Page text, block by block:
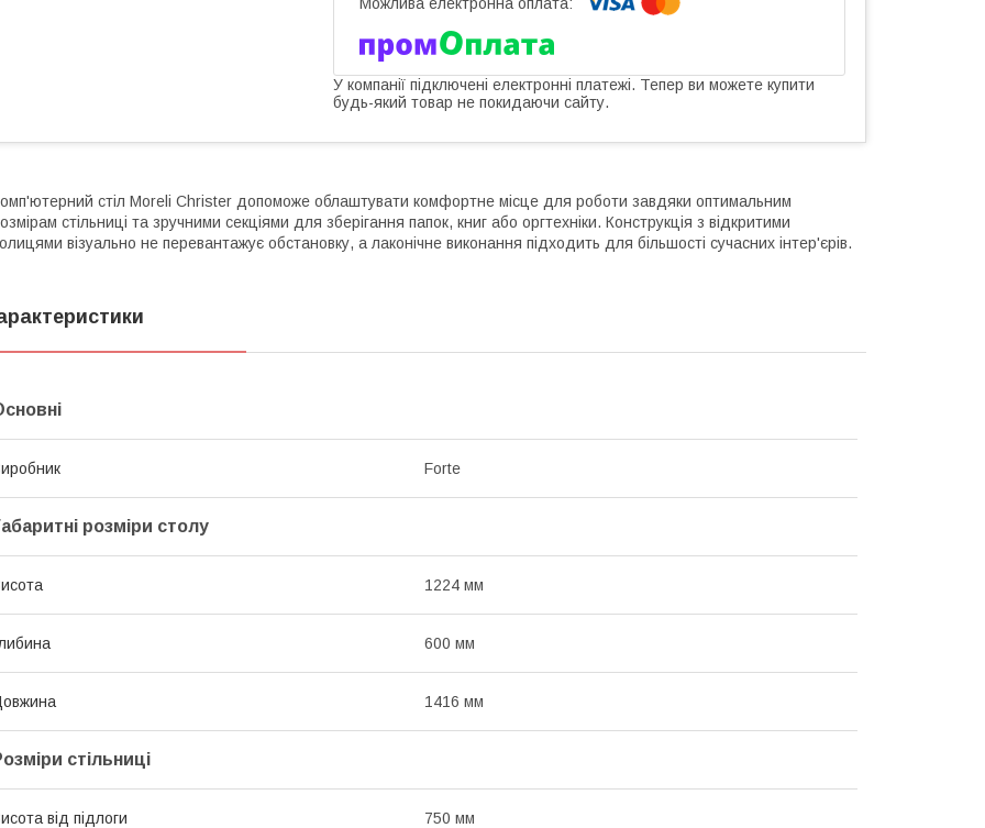
У компанії підключені електронні платежі. Тепер ви можете купити
будь-який товар не покидаючи сайту.
стіл Moreli Christer допоможе облаштувати комфортне місце для роботи завдяки оптимальним
стільниці та зручними секціями для зберігання папок, книг або оргтехніки. Конструкція з відкритими
візуально не перевантажує обстановку, а лаконічне виконання підходить для більшості сучасних інтер'єрів.
Forte
розміри столу
1224 мм
600 мм
1416 мм
стільниці
від підлоги 750 мм